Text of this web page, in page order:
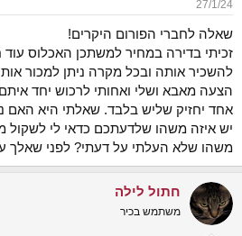
27/1/24
שאלה לחברי הפורום היקרים!
זכיתי בדירה במחיר למשתכן האכלוס עוד
הצעה מאבא ושלי ואחותי לרכוש יחד
אחד יחזיק שליש בלבד. שאלתי היא
יש איזה משהו שלדעתכם כדאי לי לשקול
משהו שלא העלתי על דעתי? לפני שאלך
חתול לילה
משתמש בכיר